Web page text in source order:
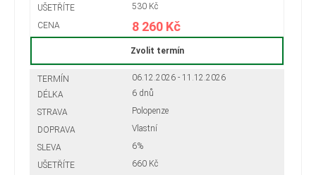
530 Kč
8 260 Kč
Zvolit termín
06.12.2026 - 11.12.2026
6 dnů
Polopenze
Vlastní
6%
660 Kč